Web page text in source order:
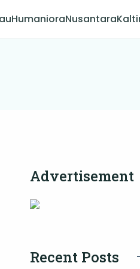
HumanioraNusantara
Advertisement
Recent Posts